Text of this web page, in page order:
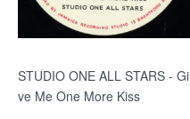
STUDIO ONE ALL STARS - Gi
ve Me One More Kiss